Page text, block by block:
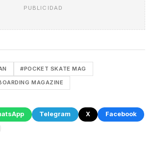
PUBLICIDAD
#POCKET SKATE MAG
MAGAZINE
Telegram X
Facebook